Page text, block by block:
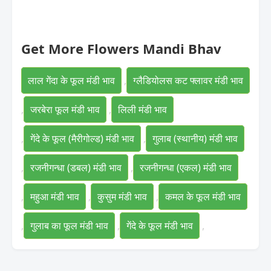
Get More Flowers Mandi Bhav
लाल गेंदा के फूल मंडी भाव , ग्लैडियोलस कट फ्लावर मंडी भाव
, जरबेरा फूल मंडी भाव , लिली मंडी भाव
, गेंदे के फूल (मैरीगोल्ड) मंडी भाव , गुलाब (स्थानीय) मंडी भाव
, रजनीगन्धा (डबल) मंडी भाव , रजनीगन्धा (एकल) मंडी भाव
, महुआ मंडी भाव , कुसुम मंडी भाव , कमल के फूल मंडी भाव
, गुलाब का फूल मंडी भाव , गेंदे के फूल मंडी भाव ,